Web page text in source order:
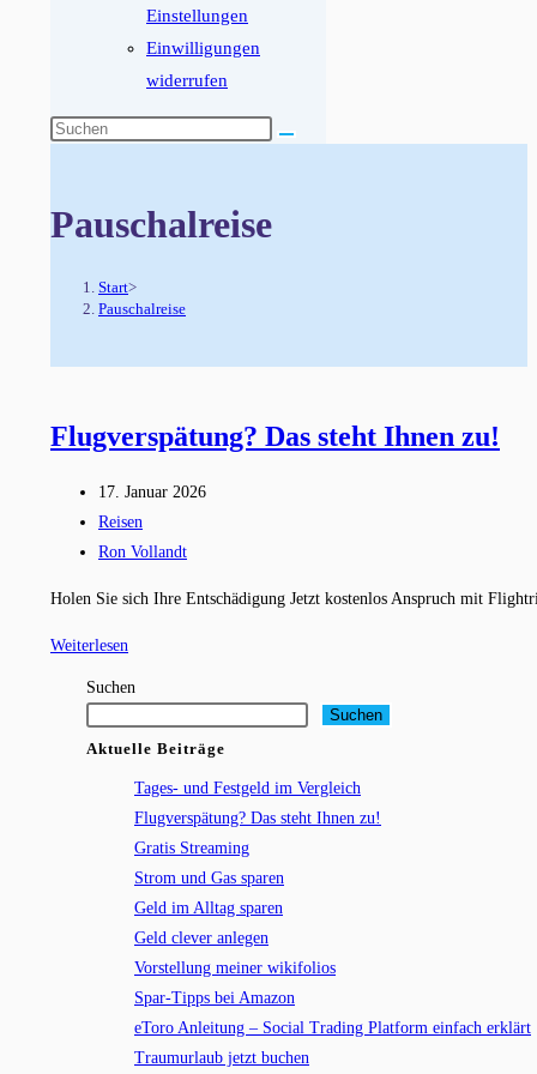
Einstellungen
Einwilligungen
widerrufen
Diese
Pauschalreise
Start>
Pauschalreise
Flugverspätung? Das steht Ihnen zu!
Beitrag
veröffentlicht:
17. Januar 2026
Beitrags-
Kategorie:
Reisen
Beitrags-
Ron Vollandt
Holen Sie sich Ihre Entschädigung Jetzt kostenlos Anspruch mit
Weiterlesen
steht
Suchen
Suchen
Aktuelle Beiträge
Tages- und Festgeld im Vergleich
Flugverspätung? Das steht Ihnen zu!
Gratis Streaming
Strom und Gas sparen
Geld im Alltag sparen
Geld clever anlegen
Vorstellung meiner wikifolios
Spar-Tipps bei Amazon
eToro Anleitung – Social Trading Platform einfach erklärt
Traumurlaub jetzt buchen